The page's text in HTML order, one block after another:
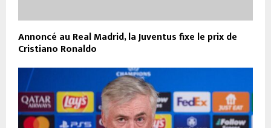
Annoncé au Real Madrid, la Juventus fixe le prix de
Cristiano Ronaldo